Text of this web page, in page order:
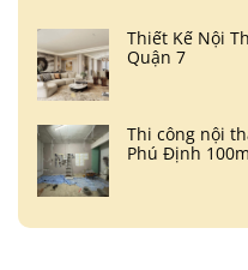
Thiết Kế Nội
Quận 7
Thi công nội
Phú Định